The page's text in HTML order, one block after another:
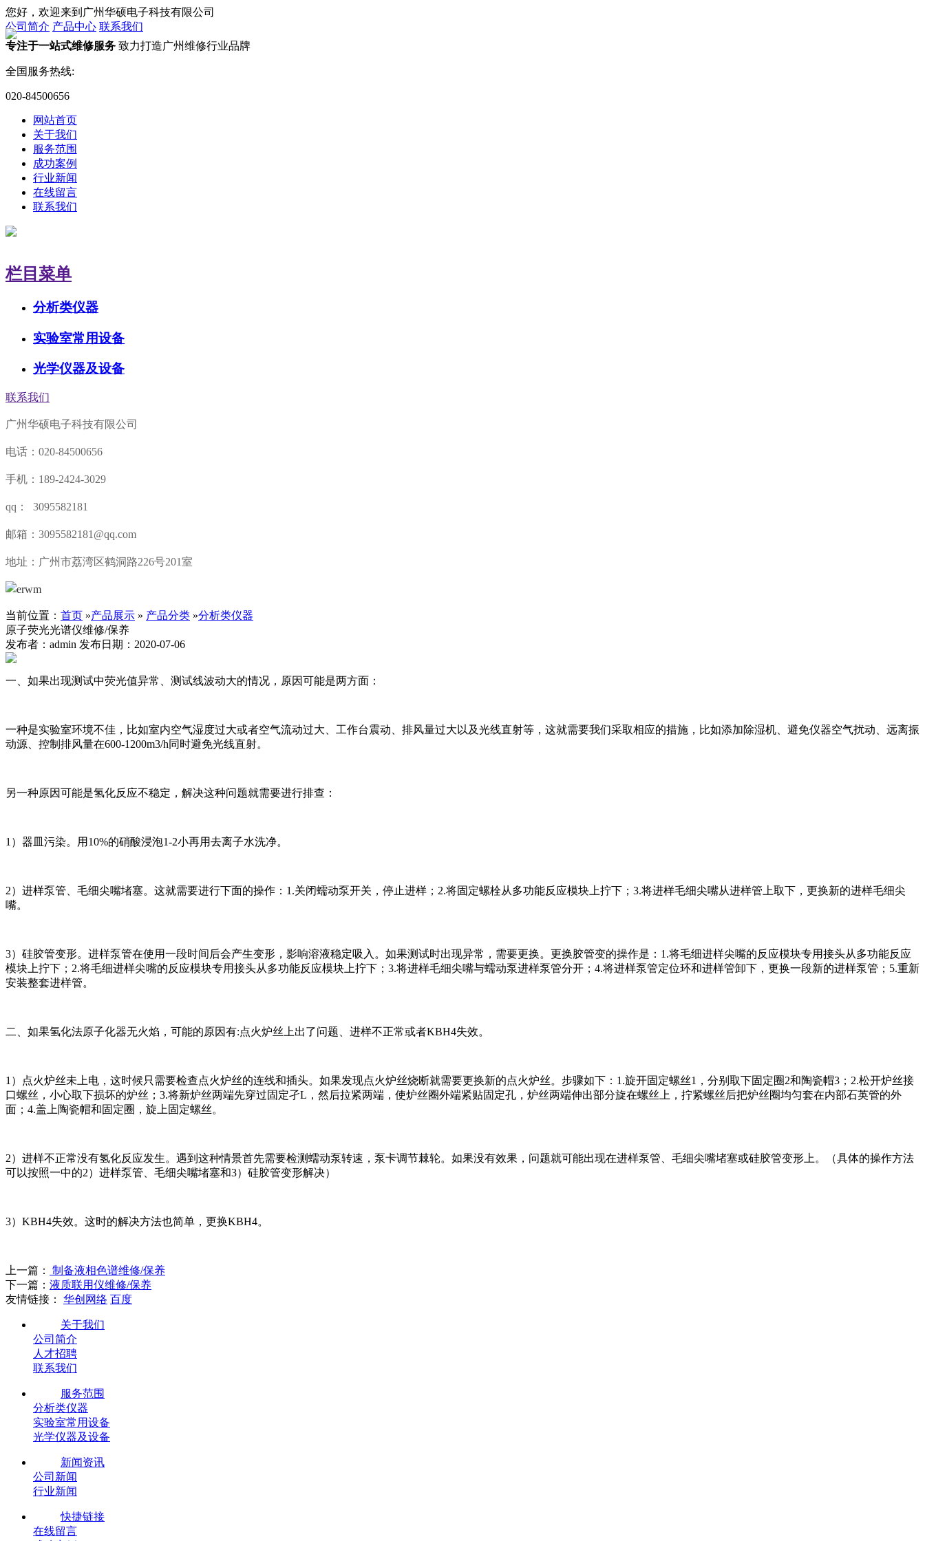
您好，欢迎来到广州华硕电子科技有限公司
公司简介 产品中心 联系我们
专注于一站式维修服务 致力打造广州维修行业品牌
全国服务热线:
020-84500656
网站首页
关于我们
服务范围
成功案例
行业新闻
在线留言
联系我们
栏目菜单
分析类仪器
实验室常用设备
光学仪器及设备
联系我们
广州华硕电子科技有限公司
电话：020-84500656
手机：189-2424-3029
qq： 3095582181
邮箱：3095582181@qq.com
地址：广州市荔湾区鹤洞路226号201室
当前位置： 首页 »产品展示 » 产品分类 »分析类仪器
原子荧光光谱仪维修/保养
发布者：admin 发布日期：2020-07-06
一、如果出现测试中荧光值异常、测试线波动大的情况，原因可能是两方面：
一种是实验室环境不佳，比如室内空气湿度过大或者空气流动过大、工作台震动、排风量过大以及光线直射等，这就需要我们采取相应的措施，比如添加除湿机、避免仪器空气扰动、远离振
动源、控制排风量在600-1200m3/h同时避免光线直射。
另一种原因可能是氢化反应不稳定，解决这种问题就需要进行排查：
1）器皿污染。用10%的硝酸浸泡1-2小再用去离子水洗净。
2）进样泵管、毛细尖嘴堵塞。这就需要进行下面的操作：1.关闭蠕动泵开关，停止进样；2.将固定螺栓从多功能反应模块上拧下；3.将进样毛细尖嘴从进样管上取下，更换新的进样毛细尖
嘴。
3）硅胶管变形。进样泵管在使用一段时间后会产生变形，影响溶液稳定吸入。如果测试时出现异常，需要更换。更换胶管变的操作是：1.将毛细进样尖嘴的反应模块专用接头从多功能反应
模块上拧下；2.将毛细进样尖嘴的反应模块专用接头从多功能反应模块上拧下；3.将进样毛细尖嘴与蠕动泵进样泵管分开；4.将进样泵管定位环和进样管卸下，更换一段新的进样泵管；5.重新
安装整套进样管。
二、如果氢化法原子化器无火焰，可能的原因有:点火炉丝上出了问题、进样不正常或者KBH4失效。
1）点火炉丝未上电，这时候只需要检查点火炉丝的连线和插头。如果发现点火炉丝烧断就需要更换新的点火炉丝。步骤如下：1.旋开固定螺丝1，分别取下固定圈2和陶瓷帽3；2.松开炉丝接
口螺丝，小心取下损坏的炉丝；3.将新炉丝两端先穿过固定孑L，然后拉紧两端，使炉丝圈外端紧贴固定孔，炉丝两端伸出部分旋在螺丝上，拧紧螺丝后把炉丝圈均匀套在内部石英管的外
面；4.盖上陶瓷帽和固定圈，旋上固定螺丝。
2）进样不正常没有氢化反应发生。遇到这种情景首先需要检测蠕动泵转速，泵卡调节棘轮。如果没有效果，问题就可能出现在进样泵管、毛细尖嘴堵塞或硅胶管变形上。（具体的操作方法
可以按照一中的2）进样泵管、毛细尖嘴堵塞和3）硅胶管变形解决）
3）KBH4失效。这时的解决方法也简单，更换KBH4。
上一篇：
制备液相色谱维修/保养
下一篇： 液质联用仪维修/保养
友情链接：
华创网络 百度
关于我们
公司简介
人才招聘
联系我们
服务范围
分析类仪器
实验室常用设备
光学仪器及设备
新闻资讯
公司新闻
行业新闻
快捷链接
在线留言